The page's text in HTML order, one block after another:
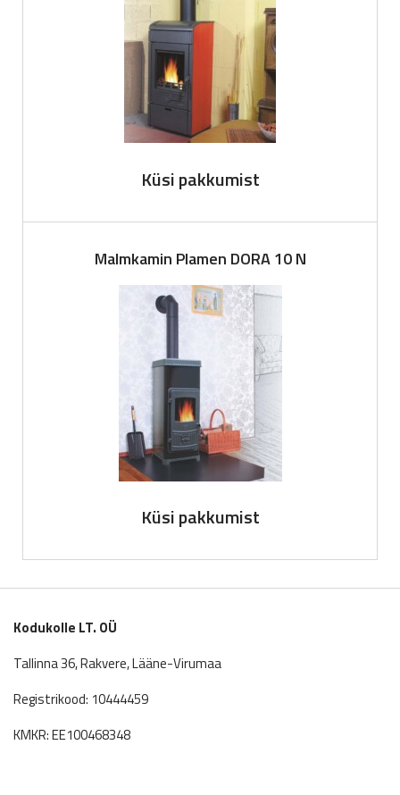
Küsi pakkumist
Malmkamin Plamen DORA 10 N
Küsi pakkumist
Kodukolle LT. OÜ
Tallinna 36, Rakvere, Lääne-Virumaa
Registrikood: 10444459
KMKR: EE100468348